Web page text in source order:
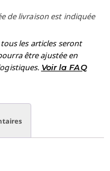
de livraison est indiquée
les articles seront
être ajustée en
Voir la FAQ